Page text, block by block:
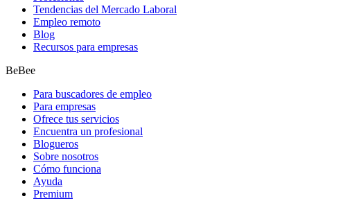
Tendencias del Mercado Laboral
Empleo remoto
Blog
Recursos para empresas
BeBee
Para buscadores de empleo
Para empresas
Ofrece tus servicios
Encuentra un profesional
Blogueros
Sobre nosotros
Cómo funciona
Ayuda
Premium